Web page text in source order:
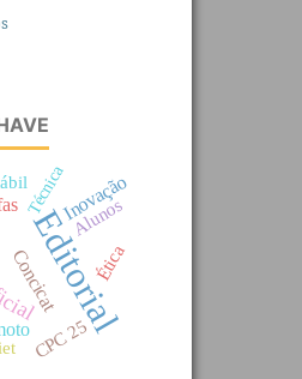
Editorial
Inovação
Concicat
CPC 25
Alunos
Ética
Técnica